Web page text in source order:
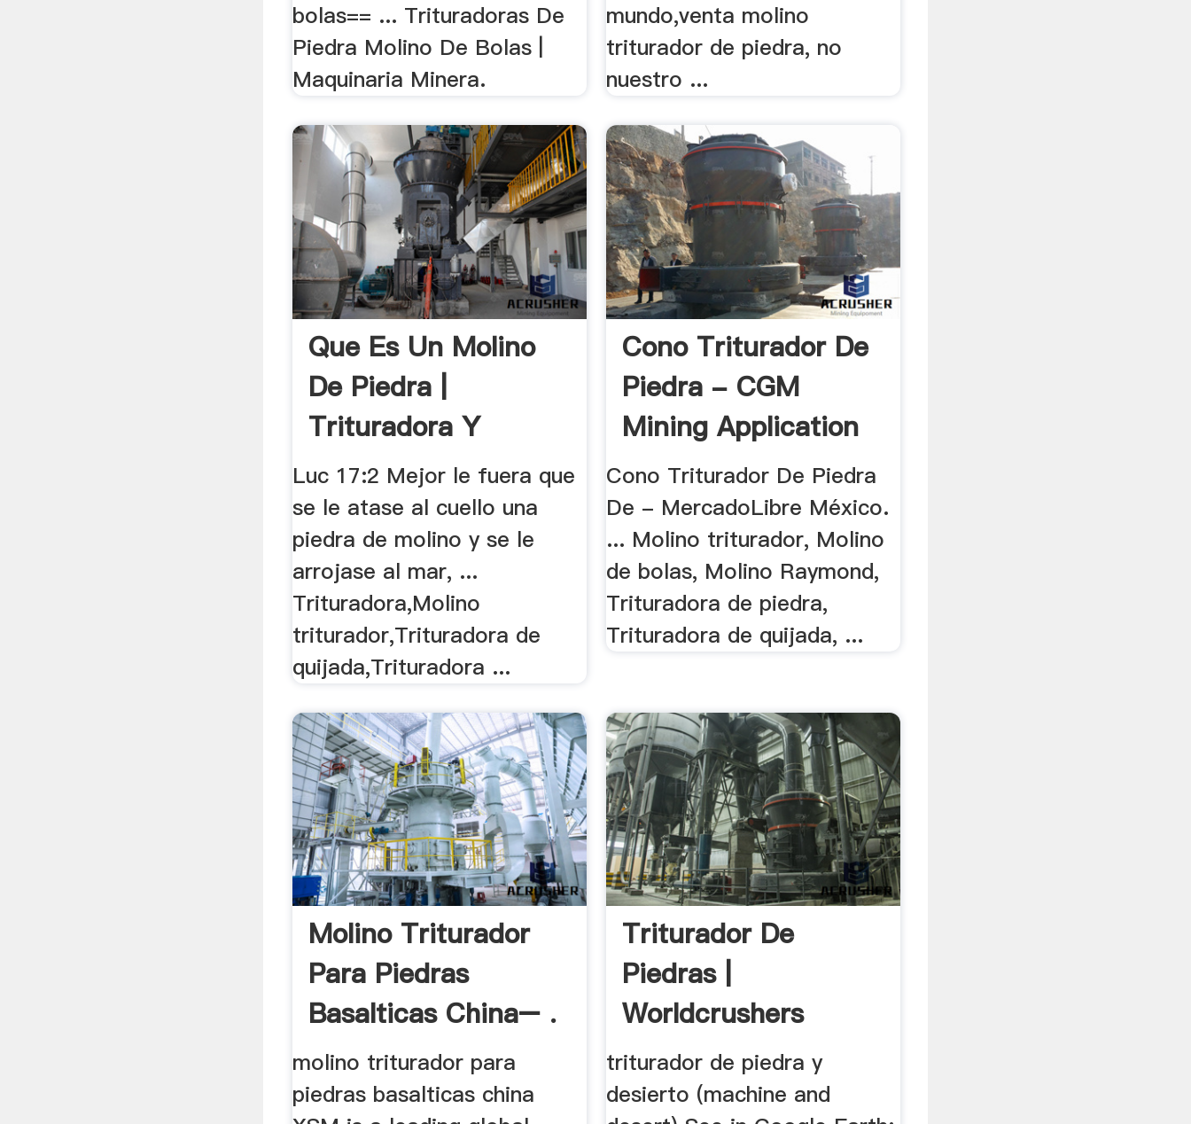
bolas== ... Trituradoras De
Piedra Molino De Bolas |
Maquinaria Minera.
mundo,venta molino
triturador de piedra, no
nuestro ...
Que Es Un Molino
De Piedra |
Trituradora Y
Molinos
Luc 17:2 Mejor le fuera que
se le atase al cuello una
piedra de molino y se le
arrojase al mar, ...
Trituradora,Molino
triturador,Trituradora de
quijada,Trituradora ...
Cono Triturador De
Piedra - CGM
Mining Application
Cono Triturador De Piedra
De - MercadoLibre México.
... Molino triturador, Molino
de bolas, Molino Raymond,
Trituradora de piedra,
Trituradora de quijada, ...
Molino Triturador
Para Piedras
Basalticas China– .
molino triturador para
piedras basalticas china
Triturador De
Piedras |
Worldcrushers
triturador de piedra y
desierto (machine and